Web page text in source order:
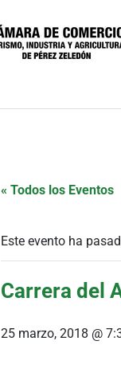
« Todos los Eventos
Este evento ha
Carrera del
25 marzo, 2018 @